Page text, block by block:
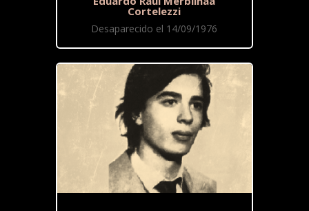
Cortelezzi
Desaparecido el 14/09/1976